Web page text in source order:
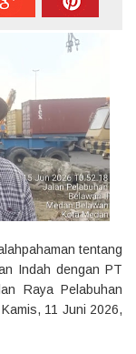
tentang
Indah dengan PT
Raya Pelabuhan
11 Juni 2026,